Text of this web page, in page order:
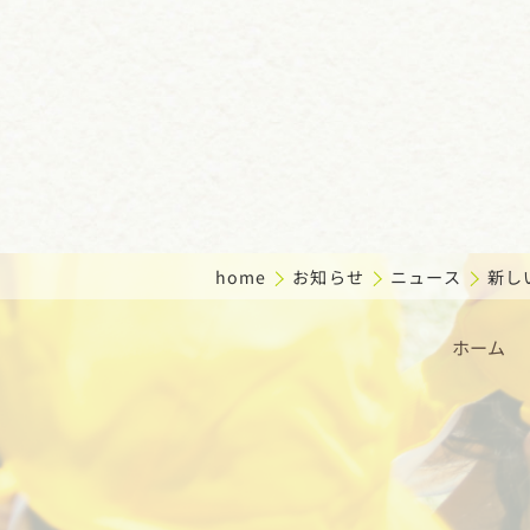
home お知らせ ニュース 新し
ホーム